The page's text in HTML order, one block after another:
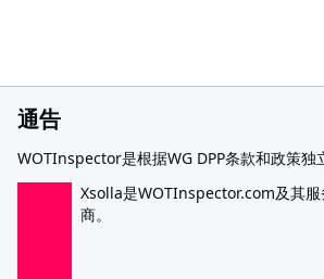
通告
WOTInspector是根据WG DPP条款和政策独
Xsolla是WOTInspector.com及其
商。